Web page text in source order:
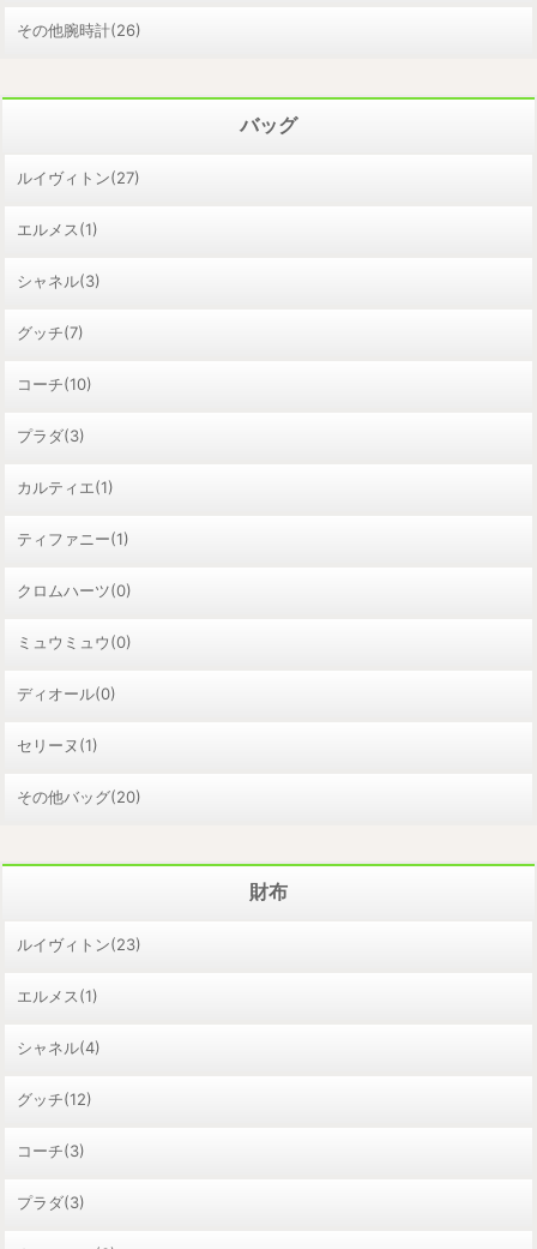
その他腕時計(26)
バッグ
ルイヴィトン(27)
エルメス(1)
シャネル(3)
グッチ(7)
コーチ(10)
プラダ(3)
カルティエ(1)
ティファニー(1)
クロムハーツ(0)
ミュウミュウ(0)
ディオール(0)
セリーヌ(1)
その他バッグ(20)
財布
ルイヴィトン(23)
エルメス(1)
シャネル(4)
グッチ(12)
コーチ(3)
プラダ(3)